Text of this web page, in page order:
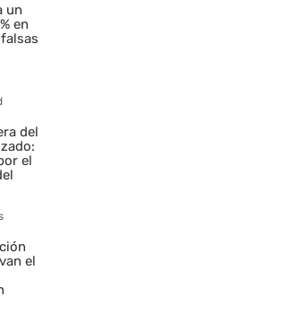
un
en
del
el
el